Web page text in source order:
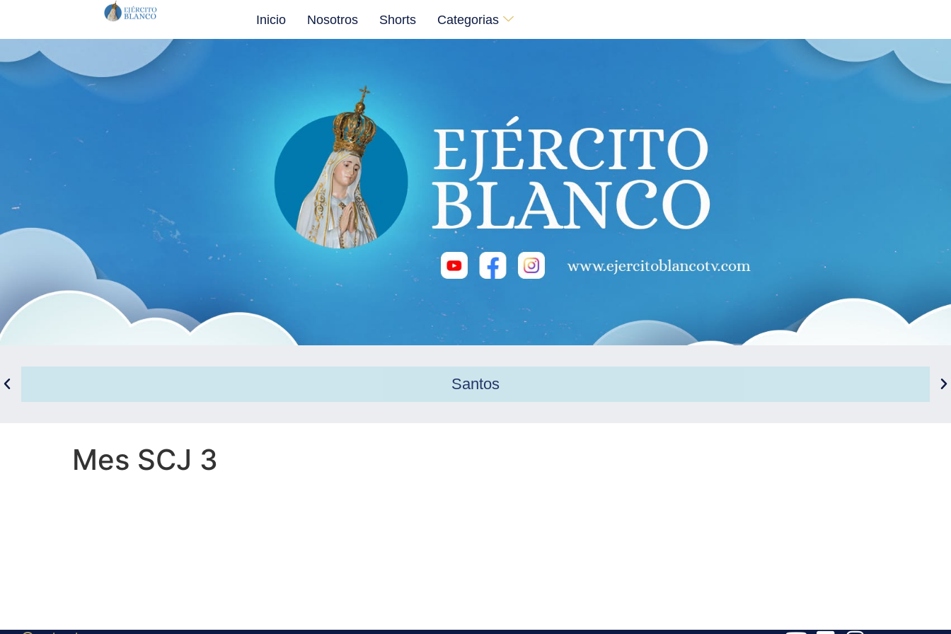
Inicio Nosotros Shorts Categorias
Santos
Mes SCJ 3